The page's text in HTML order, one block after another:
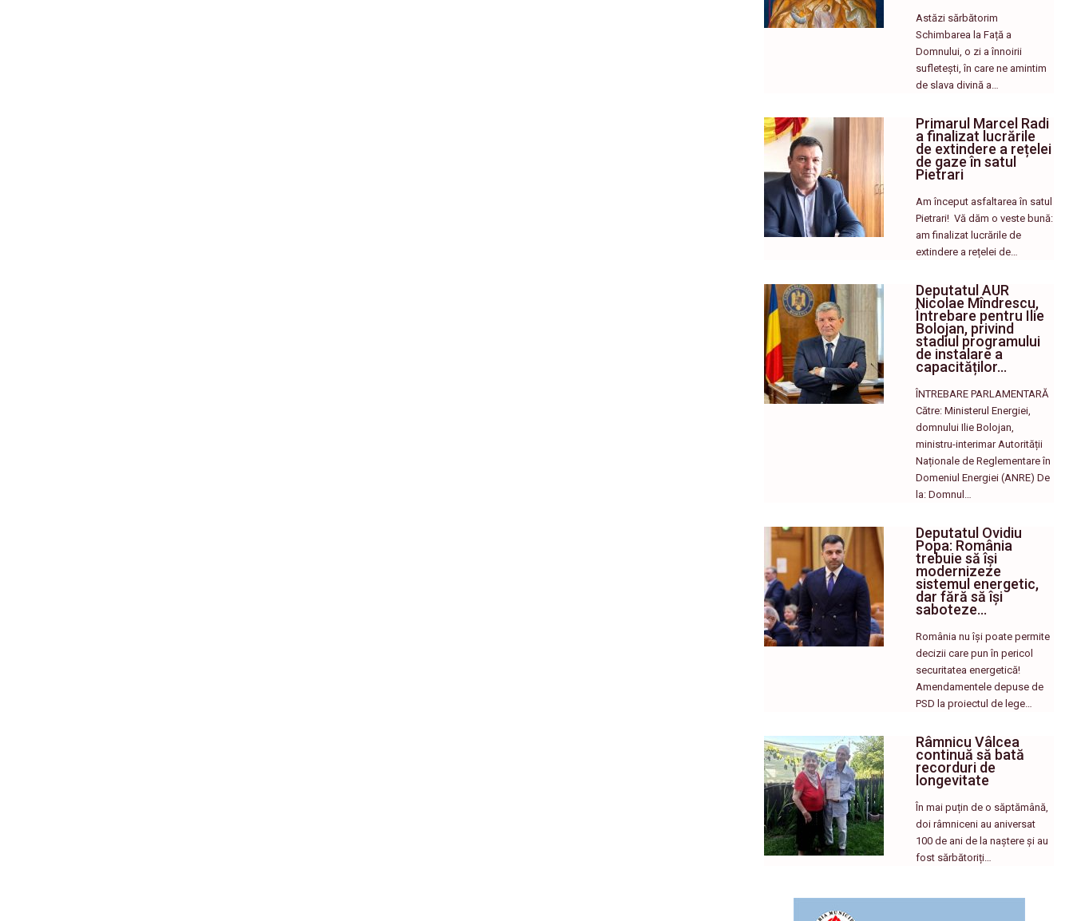
Astăzi sărbătorim
Schimbarea la Față a
Domnului, o zi a înnoirii
sufletești, în care ne amintim
de slava divină a…
Primarul Marcel Radi
a finalizat lucrările
de extindere a rețelei
de gaze în satul
Pietrari
Am început asfaltarea în satul
Pietrari! ​ Vă dăm o veste bună:
am finalizat lucrările de
extindere a rețelei de…
Deputatul AUR
Nicolae Mîndrescu,
Întrebare pentru Ilie
Bolojan, privind
stadiul programului
de instalare a
capacităților…
ÎNTREBARE PARLAMENTARĂ
Către: Ministerul Energiei,
domnului Ilie Bolojan,
ministru-interimar Autorității
Naționale de Reglementare în
Domeniul Energiei (ANRE) De
la: Domnul…
Deputatul Ovidiu
Popa: România
trebuie să își
modernizeze
sistemul energetic,
dar fără să își
saboteze…
România nu își poate permite
decizii care pun în pericol
securitatea energetică!
Amendamentele depuse de
PSD la proiectul de lege…
Râmnicu Vâlcea
continuă să bată
recorduri de
longevitate
În mai puțin de o săptămână,
doi râmniceni au aniversat
100 de ani de la naștere și au
fost sărbătoriți…